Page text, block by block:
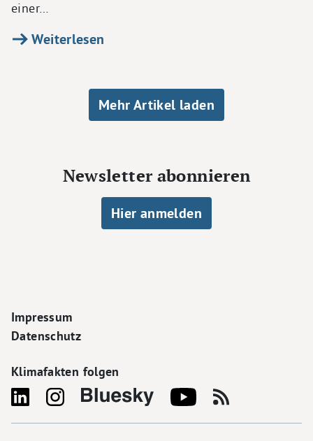
einer…
Weiterlesen
Seitennummerierung
Mehr Artikel laden
Newsletter abonnieren
Hier anmelden
Footer Navigation
Impressum
Datenschutz
Klimafakten folgen